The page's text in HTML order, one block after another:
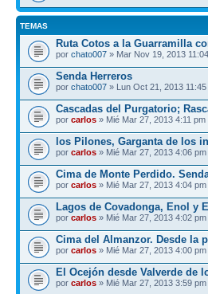
TEMAS
Ruta Cotos a la Guarramilla
por chato007 » Mar Nov 19, 2013
Senda Herreros
por chato007 » Lun Oct 21, 2013 11:45
Cascadas del Purgatorio;
por carlos » Mié Mar 27, 2013 4:11 pm
los Pilones, Garganta de los
por carlos » Mié Mar 27, 2013 4:06 pm
Cima de Monte Perdido.
por carlos » Mié Mar 27, 2013 4:04 pm
Lagos de Covadonga, Enol y
por carlos » Mié Mar 27, 2013 4:02 pm
Cima del Almanzor. Desde la
por carlos » Mié Mar 27, 2013 4:00 pm
El Ocejón desde Valverde de
por carlos » Mié Mar 27, 2013 3:59 pm